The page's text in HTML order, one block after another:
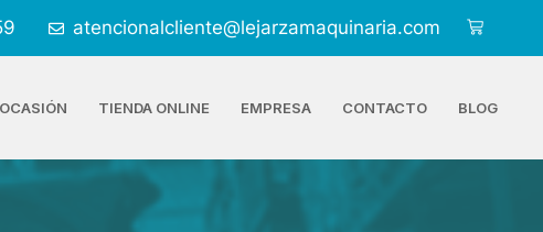
atencionalcliente@lejarzamaquinaria.com
OCASIÓN TIENDA ONLINE EMPRESA CONTACTO BLOG